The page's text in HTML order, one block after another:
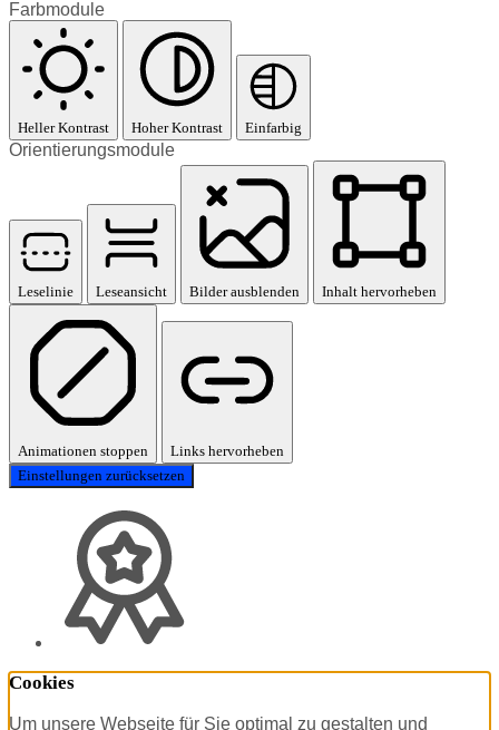
Farbmodule
Heller Kontrast Hoher Kontrast Einfarbig
Orientierungsmodule
Leselinie Leseansicht Bilder ausblenden Inhalt hervorheben
Animationen stoppen
Links hervorheben
Einstellungen zurücksetzen
Cookies
Um unsere Webseite für Sie optimal zu gestalten und